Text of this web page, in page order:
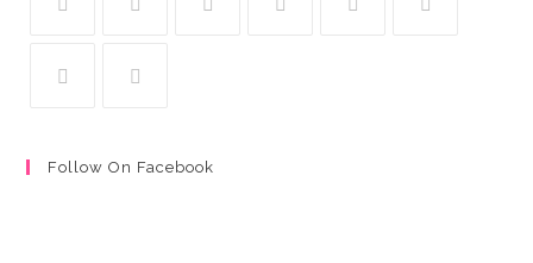
Follow On Facebook